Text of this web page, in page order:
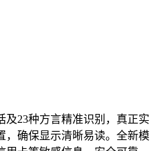
23种方言精准识别，真正实
，确保显示清晰易读。全新模